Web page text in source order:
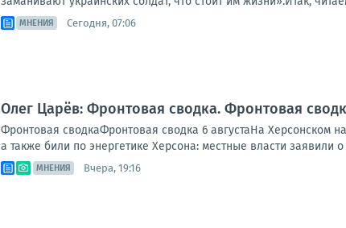
МНЕНИЯ Сегодня, 07:06
Олег Царёв: Фронтовая сводка. Фронтовая
Фронтовая сводкаФронтовая сводка 6 августаНа Херсонском
а также били по энергетике Херсона: местные власти заявили
МНЕНИЯ Вчера, 19:16